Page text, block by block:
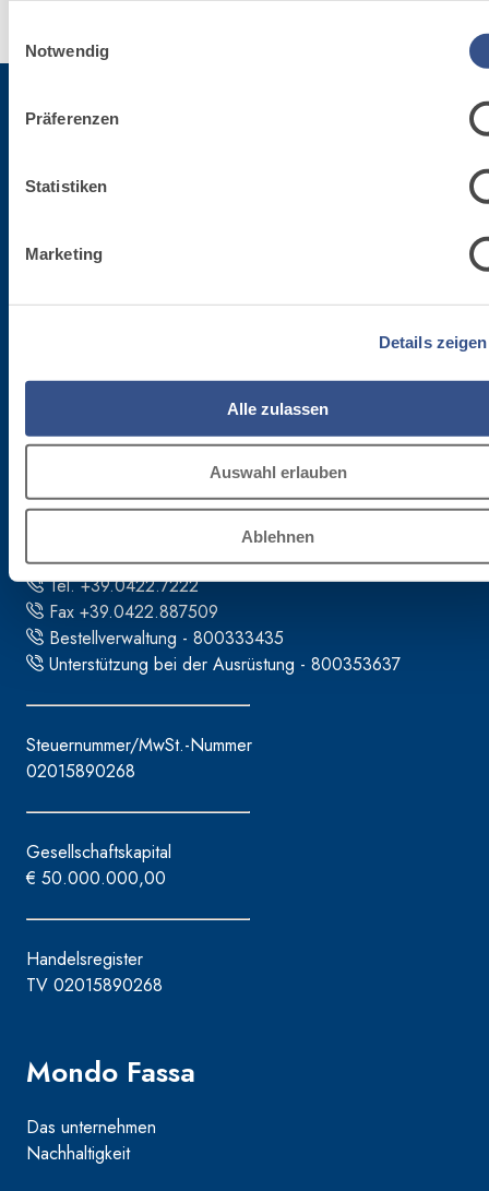
Notwendig
Präferenzen
Statistiken
Marketing
Details zeigen
Alle zulassen
Auswahl erlauben
Ablehnen
Firmenzentrale
Fassa S.r.l.
via Lazzaris, 3
Tel. +39.0422.7222
Fax +39.0422.887509
Bestellverwaltung - 800333435
Unterstützung bei der Ausrüstung - 800353637
Steuernummer/MwSt.-Nummer
02015890268
Gesellschaftskapital
€ 50.000.000,00
Handelsregister
TV 02015890268
Mondo Fassa
Das unternehmen
Nachhaltigkeit